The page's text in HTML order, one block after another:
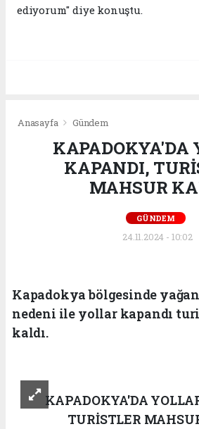
ediyorum" diye konuştu.
Anasayfa Gündem
KAPADOKYA'DA
KAPANDI,
MAHSUR
GÜNDEM
24.11.2024 - 10:02
Kapadokya bölgesinde
nedeni ile yollar kapandı
kaldı.
KAPADOKYA'DA
TURİSTLER